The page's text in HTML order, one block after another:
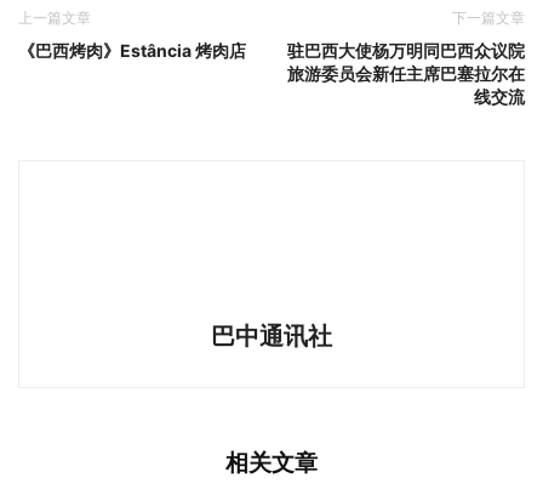
上一篇文章
《巴西烤肉》Estância 烤肉店
下一篇文章
驻巴西大使杨万明同巴西众议院
旅游委员会新任主席巴塞拉尔在
线交流
巴中通讯社
相关文章